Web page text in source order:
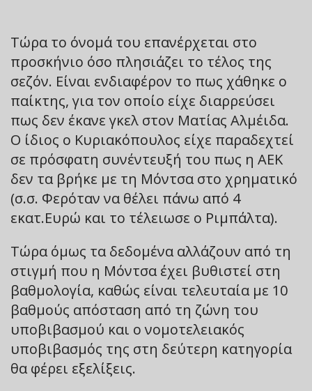
Τώρα το όνομά του επανέρχεται στο
προσκήνιο όσο πλησιάζει το τέλος της
σεζόν. Είναι ενδιαφέρον το πως χάθηκε ο
παίκτης, για τον οποίο είχε διαρρεύσει
πως δεν έκανε γκελ στον Ματίας Αλμέιδα.
Ο ίδιος ο Κυριακόπουλος είχε παραδεχτεί
σε πρόσφατη συνέντευξή του πως η ΑΕΚ
δεν τα βρήκε με τη Μόντσα στο χρηματικό
(σ.σ. Φερόταν να θέλει πάνω από 4
εκατ.Ευρώ και το τέλειωσε ο Ριμπάλτα).
Τώρα όμως τα δεδομένα αλλάζουν από τη
στιγμή που η Μόντσα έχει βυθιστεί στη
βαθμολογία, καθώς είναι τελευταία με 10
βαθμούς απόσταση από τη ζώνη του
υποβιβασμού και ο νομοτελειακός
υποβιβασμός της στη δεύτερη κατηγορία
θα φέρει εξελίξεις.